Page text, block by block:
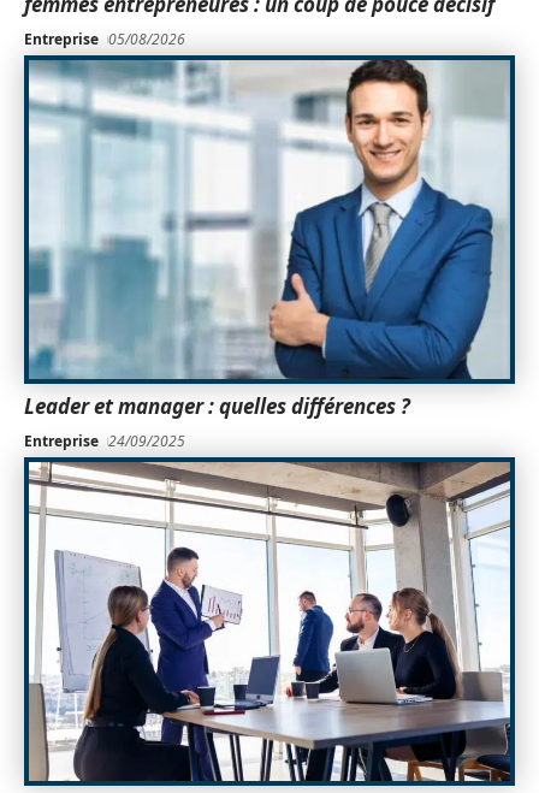
Entreprise 05/08/2026
Leader et manager : quelles différences ?
Entreprise 24/09/2025